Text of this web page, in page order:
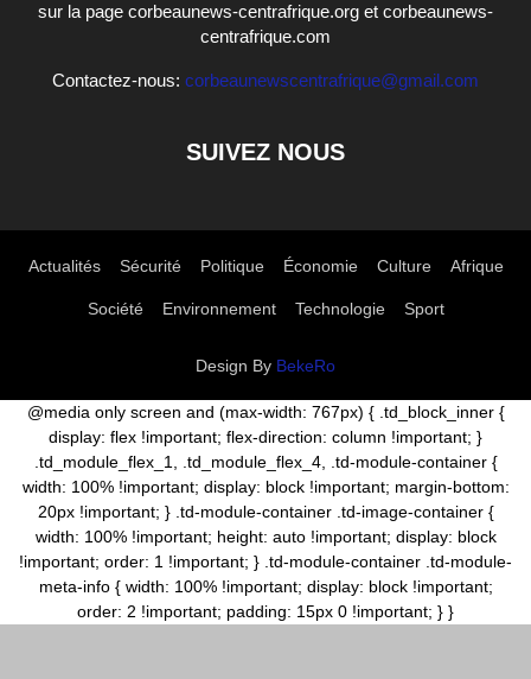
sur la page corbeaunews-centrafrique.org et corbeaunews-
centrafrique.com
Contactez-nous: corbeaunewscentrafrique@gmail.com
SUIVEZ NOUS
Actualités Sécurité Politique Économie Culture Afrique
Société Environnement Technologie Sport
Design By BekeRo
@media only screen and (max-width: 767px) { .td_block_inner {
display: flex !important; flex-direction: column !important; }
.td_module_flex_1, .td_module_flex_4, .td-module-container {
width: 100% !important; display: block !important; margin-bottom:
20px !important; } .td-module-container .td-image-container {
width: 100% !important; height: auto !important; display: block
!important; order: 1 !important; } .td-module-container .td-module-
meta-info { width: 100% !important; display: block !important;
order: 2 !important; padding: 15px 0 !important; } }